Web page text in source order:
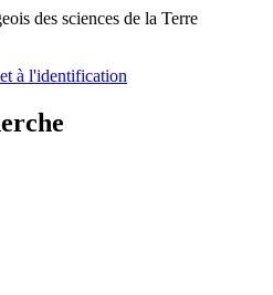
des sciences de la Terre
à l'identification